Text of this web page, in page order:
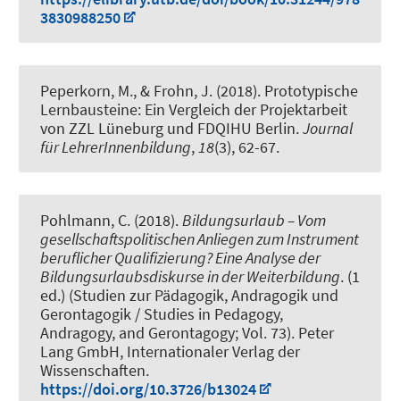
3830988250
Peperkorn, M., & Frohn, J. (2018). Prototypische
Lernbausteine: Ein Vergleich der Projektarbeit
von ZZL Lüneburg und FDQIHU Berlin.Journal
für LehrerInnenbildung,18(3), 62-67.
Pohlmann, C. (2018).Bildungsurlaub – Vom
gesellschaftspolitischen Anliegen zum Instrument
beruflicher Qualifizierung? Eine Analyse der
Bildungsurlaubsdiskurse in der Weiterbildung. (1
ed.) (Studien zur Pädagogik, Andragogik und
Gerontagogik / Studies in Pedagogy,
Andragogy, and Gerontagogy; Vol. 73). Peter
Lang GmbH, Internationaler Verlag der
Wissenschaften.
https://doi.org/10.3726/b13024